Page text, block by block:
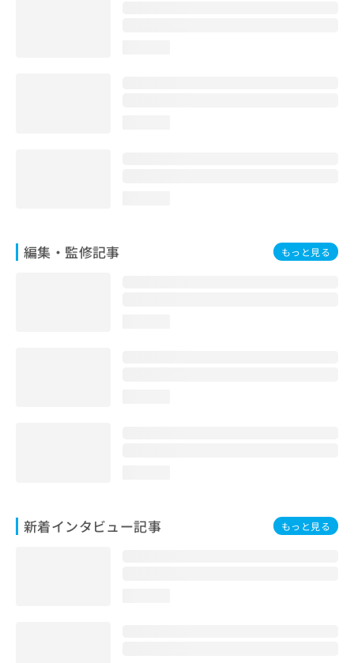
編集・監修記事 もっと見る
新着インタビュー記事 もっと見る